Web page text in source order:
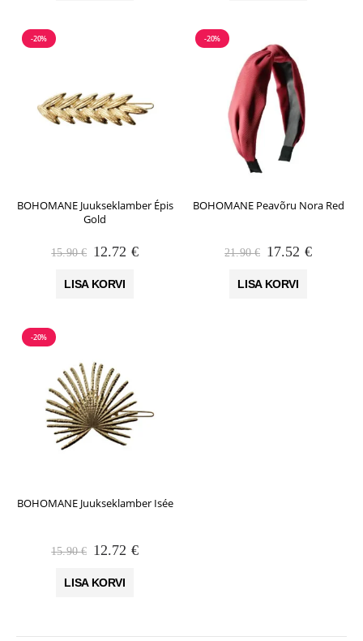
-20%
BOHOMANE Juukseklamber Épis
Gold
15.90€ Algne
oli:
12.72 €Praegune
LISA KORVI
-20%
BOHOMANE Peavõru Nora Red
21.90€ Algne
oli:
17.52 €
LISA KORVI
-20%
BOHOMANE Juukseklamber Isée
15.90€ Algne
oli:
12.72 €Praegune
LISA KORVI